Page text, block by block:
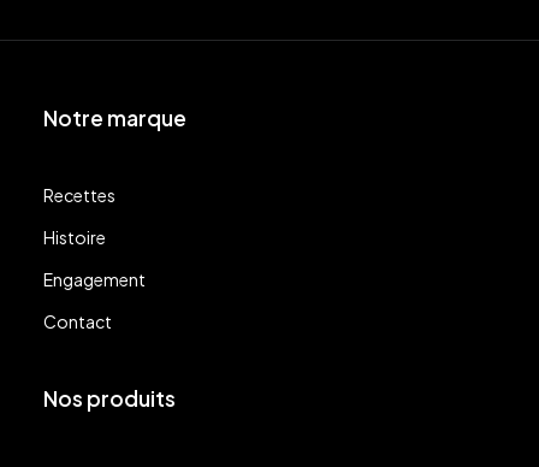
Notre marque
Recettes
Histoire
Engagement
Contact
Nos produits